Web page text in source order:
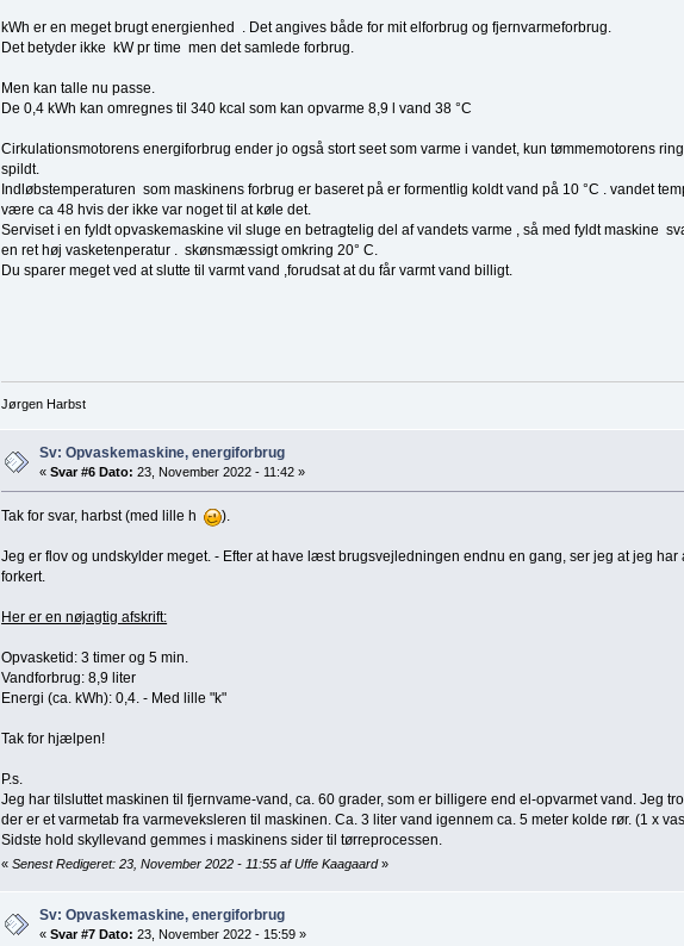
kWh er en meget brugt energienhed . Det angives både for mit elforbrug og fjernvarmeforbrug.
Det betyder ikke kW pr time men det samlede forbrug.
Men kan talle nu passe.
De 0,4 kWh kan omregnes til 340 kcal som kan opvarme 8,9 l vand 38 °C
Cirkulationsmotorens energiforbrug ender jo også stort seet som varme i vandet, kun tømmemotorens
spildt.
Indløbstemperaturen som maskinens forbrug er baseret på er formentlig koldt vand på 10 °C . vandet
være ca 48 hvis der ikke var noget til at køle det.
Serviset i en fyldt opvaskemaskine vil sluge en betragtelig del af vandets varme , så med fyldt maskine
en ret høj vasketenperatur . skønsmæssigt omkring 20° C.
Du sparer meget ved at slutte til varmt vand ,forudsat at du får varmt vand billigt.
Jørgen Harbst
Sv: Opvaskemaskine, energiforbrug
«Svar #6 Dato: 23, November 2022 - 11:42 »
Tak for svar, harbst (med lille h ).
Jeg er flov og undskylder meget. - Efter at have læst brugsvejledningen endnu en gang, ser jeg at jeg har
forkert.
Her er en nøjagtig afskrift:
Opvasketid: 3 timer og 5 min.
Vandforbrug: 8,9 liter
Energi (ca. kWh): 0,4. - Med lille "k"
Tak for hjælpen!
P.s.
Jeg har tilsluttet maskinen til fjernvame-vand, ca. 60 grader, som er billigere end el-opvarmet vand. Jeg
der er et varmetab fra varmeveksleren til maskinen. Ca. 3 liter vand igennem ca. 5 meter kolde rør. (1 x
Sidste hold skyllevand gemmes i maskinens sider til tørreprocessen.
«Senest Redigeret: 23, November 2022 - 11:55 af Uffe Kaagaard»
Sv: Opvaskemaskine, energiforbrug
«Svar #7 Dato: 23, November 2022 - 15:59 »